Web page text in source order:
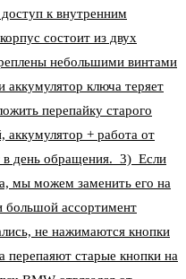
к внутренним
состоит из двух
небольшими винтами
ключа теряет
перепайку старого
аккумулятор + работа от
в день обращения. 3) Если
мы можем заменить его на
большой ассортимент
не нажимаются кнопки
перепаяют старые кнопки на